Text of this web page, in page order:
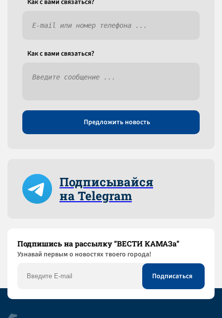
Как c вами связаться?
Как c вами связаться?
Предложить новость
Подписывайся
на Telegram
Подпишись на рассылку “ВЕСТИ КАМАЗа”
Узнaвай первым о новостях твоего города!